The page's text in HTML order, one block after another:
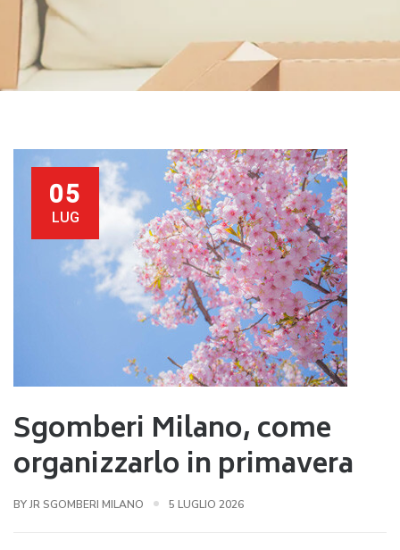
05
LUG
Sgomberi Milano, come
organizzarlo in primavera
BY JR SGOMBERI MILANO 5 LUGLIO 2026